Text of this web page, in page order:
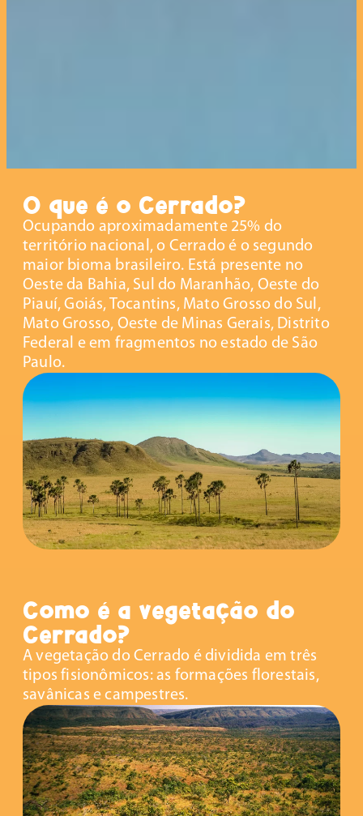
O que é o Cerrado?
Ocupando aproximadamente 25% do
território nacional, o Cerrado é o segundo
maior bioma brasileiro. Está presente no
Oeste da Bahia, Sul do Maranhão, Oeste do
Piauí, Goiás, Tocantins, Mato Grosso do Sul,
Mato Grosso, Oeste de Minas Gerais, Distrito
Federal e em fragmentos no estado de São
Paulo.
Como é a vegetação do
Cerrado?
A vegetação do Cerrado é dividida em três
tipos fisionômicos: as formações florestais,
savânicas e campestres.